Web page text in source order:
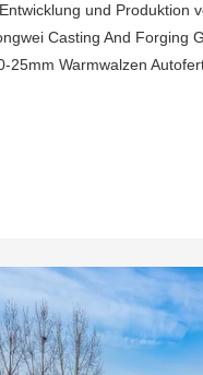
und
Casting And Forging
25mm Warmwalzen